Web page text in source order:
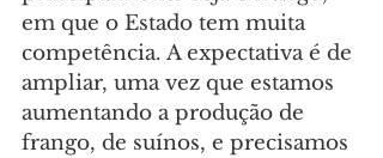
em que o Estado tem muita
competência. A expectativa é de
ampliar, uma vez que estamos
aumentando a produção de
frango, de suínos, e precisamos